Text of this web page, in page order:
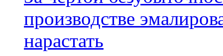
производстве
нарастать